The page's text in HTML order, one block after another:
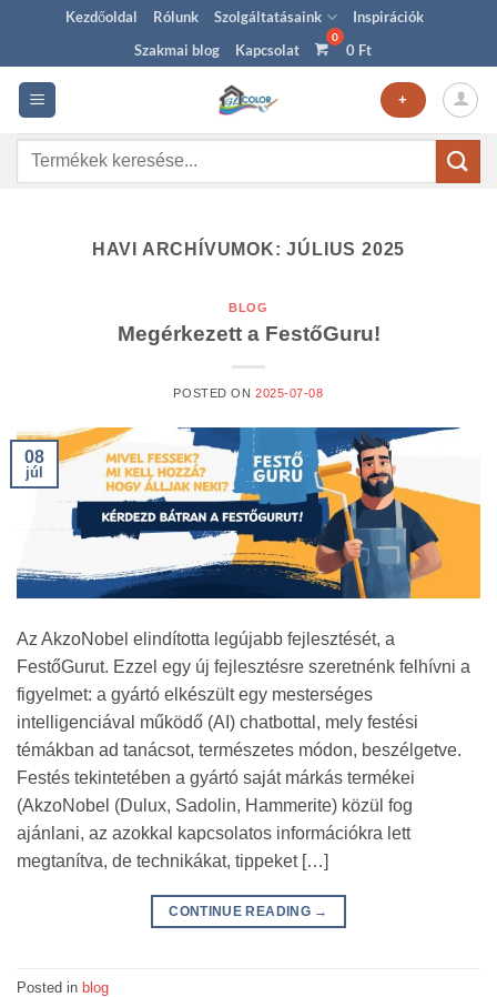
content
Kezdőoldal Rólunk Szolgáltatásaink
Inspirációk
Szakmai blog
Kapcsolat 0 Ft
+
Keresés
HAVI ARCHÍVUMOK:JÚLIUS 2025
BLOG
Megérkezett a FestőGuru!
POSTED ON 2025-07-08
08
júl
Az AkzoNobel elindította legújabb fejlesztését, a
FestőGurut. Ezzel egy új fejlesztésre szeretnénk felhívni a
figyelmet: a gyártó elkészült egy mesterséges
intelligenciával működő (AI) chatbottal, mely festési
témákban ad tanácsot, természetes módon, beszélgetve.
Festés tekintetében a gyártó saját márkás termékei
(AkzoNobel (Dulux, Sadolin, Hammerite) közül fog
ajánlani, az azokkal kapcsolatos információkra lett
megtanítva, de technikákat, tippeket […]
CONTINUE READING →
Posted in blog